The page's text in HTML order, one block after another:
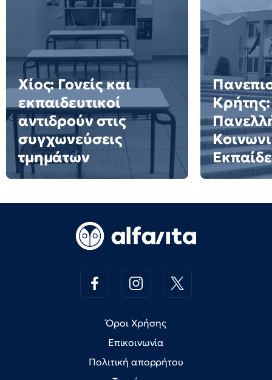
Χίος: Γονείς και
εκπαιδευτικοί
αντιδρούν στις
συγχωνεύσεις
τμημάτων
Όροι Χρήσης
Επικοινωνία
Πολιτική απορρήτου